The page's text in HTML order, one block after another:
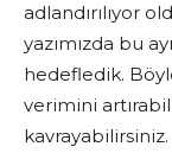
adlandırılıyor
yazımızda bu
hedefledik.
verimini
kavrayabilirsiniz.